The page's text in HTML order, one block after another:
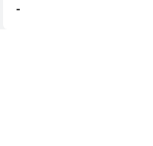
-